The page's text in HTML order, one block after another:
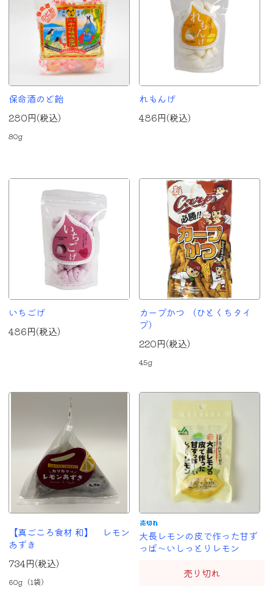
保命酒のど飴
280円(税込)
80g
れもんげ
486円(税込)
いちごげ
486円(税込)
カープかつ （ひとくちタイ
プ）
220円(税込)
45g
【真ごころ食材 和】 レモン
あずき
734円(税込)
60g（1袋）
大長レモンの皮で作った甘ず
っぱ～いしっとりレモン
売り切れ